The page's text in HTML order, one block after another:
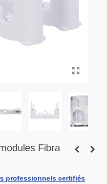
Fibra
professionnels certifiés